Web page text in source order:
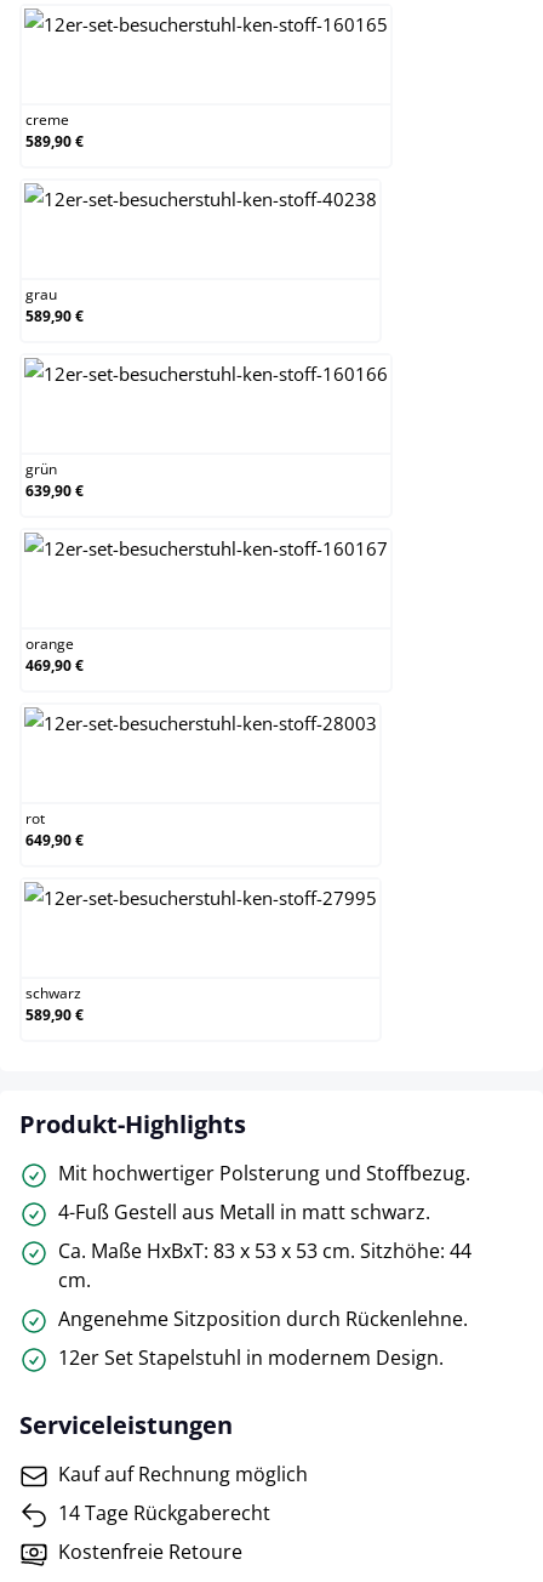
creme
589,90 €
grau
589,90 €
grün
639,90 €
orange
469,90 €
rot
649,90 €
schwarz
589,90 €
Produkt-Highlights
Mit hochwertiger Polsterung und Stoffbezug.
4-Fuß Gestell aus Metall in matt schwarz.
Ca. Maße HxBxT: 83 x 53 x 53 cm. Sitzhöhe: 44
cm.
Angenehme Sitzposition durch Rückenlehne.
12er Set Stapelstuhl in modernem Design.
Serviceleistungen
Kauf auf Rechnung möglich
14 Tage Rückgaberecht
Kostenfreie Retoure